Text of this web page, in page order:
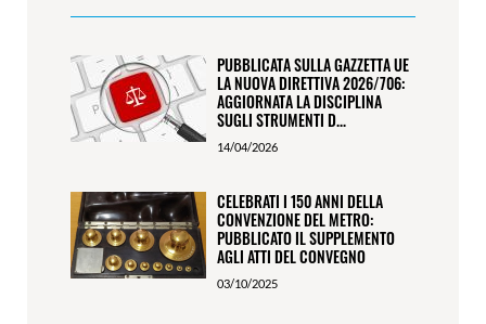
PUBBLICATA SULLA GAZZETTA UE
LA NUOVA DIRETTIVA 2026/706:
AGGIORNATA LA DISCIPLINA
SUGLI STRUMENTI D...
14/04/2026
CELEBRATI I 150 ANNI DELLA
CONVENZIONE DEL METRO:
PUBBLICATO IL SUPPLEMENTO
AGLI ATTI DEL CONVEGNO
03/10/2025